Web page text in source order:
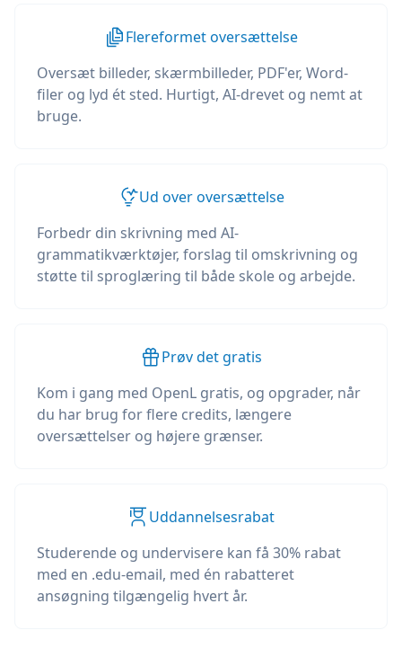
Flereformet oversættelse
Oversæt billeder, skærmbilleder, PDF'er, Word-
filer og lyd ét sted. Hurtigt, AI-drevet og nemt at
bruge.
Ud over oversættelse
Forbedr din skrivning med AI-
grammatikværktøjer, forslag til omskrivning og
støtte til sproglæring til både skole og arbejde.
Prøv det gratis
Kom i gang med OpenL gratis, og opgrader, når
du har brug for flere credits, længere
oversættelser og højere grænser.
Uddannelsesrabat
Studerende og undervisere kan få 30% rabat
med en .edu-email, med én rabatteret
ansøgning tilgængelig hvert år.